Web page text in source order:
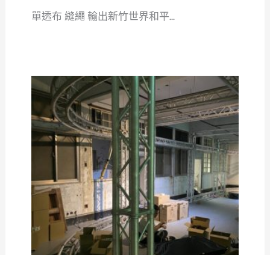
單透布 縫繩 輸出新竹世界和平...